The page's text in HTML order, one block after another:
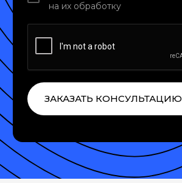
на их обработку
ЗАКАЗАТЬ КОНСУЛЬТАЦИЮ